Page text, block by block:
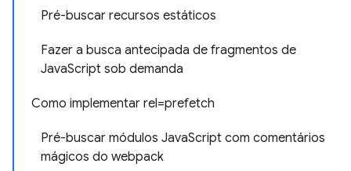
Pré-buscar recursos estáticos
Fazer a busca antecipada de fragmentos de
JavaScript sob demanda
Como implementar rel=prefetch
Pré-buscar módulos JavaScript com comentários
mágicos do webpack